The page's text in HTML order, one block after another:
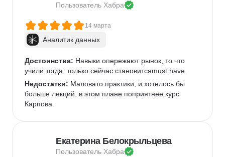
Пользователь Хабра
14 марта
Аналитик данных
Достоинства: Навыки опережают рынок, то что
учили тогда, только сейчас становитсяmust have.
Недостатки: Маловато практики, и хотелось бы
больше лекций, в этом плане поприятнее курс
Карпова.
Екатерина Белокрыльцева
Пользователь Хабра